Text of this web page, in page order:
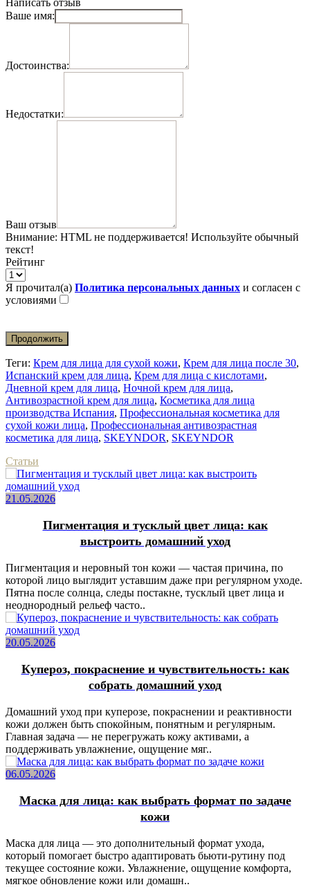
Ваше имя:
Достоинства:
Недостатки:
Ваш отзыв
Внимание: HTML не поддерживается! Используйте обычный
текст!
Рейтинг
Я прочитал(а) Политика персональных данных и согласен с
условиями
Продолжить
Теги: Крем для лица для сухой кожи, Крем для лица после 30,
Испанский крем для лица, Крем для лица с кислотами,
Дневной крем для лица, Ночной крем для лица,
Антивозрастной крем для лица, Косметика для лица
производства Испания, Профессиональная косметика для
сухой кожи лица, Профессиональная антивозрастная
косметика для лица, SKEYNDOR, SKEYNDOR
Статьи
21.05.2026
Пигментация и тусклый цвет лица: как
выстроить домашний уход
Пигментация и неровный тон кожи — частая причина, по
которой лицо выглядит уставшим даже при регулярном уходе.
Пятна после солнца, следы постакне, тусклый цвет лица и
неоднородный рельеф часто..
20.05.2026
Купероз, покраснение и чувствительность: как
собрать домашний уход
Домашний уход при куперозе, покраснении и реактивности
кожи должен быть спокойным, понятным и регулярным.
Главная задача — не перегружать кожу активами, а
поддерживать увлажнение, ощущение мяг..
06.05.2026
Маска для лица: как выбрать формат по задаче
кожи
Маска для лица — это дополнительный формат ухода,
который помогает быстро адаптировать бьюти-рутину под
текущее состояние кожи. Увлажнение, ощущение комфорта,
мягкое обновление кожи или домашн..